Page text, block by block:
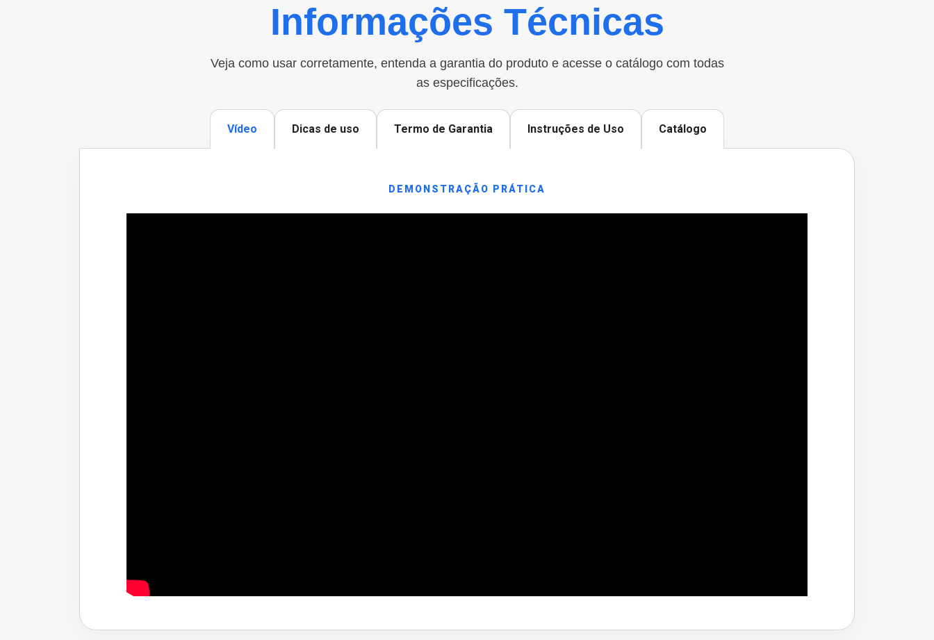
Informações Técnicas
Veja como usar corretamente, entenda a garantia do produto e acesse o catálogo com todas
as especificações.
Vídeo Dicas de uso Termo de Garantia Instruções de Uso Catálogo
DEMONSTRAÇÃO PRÁTICA